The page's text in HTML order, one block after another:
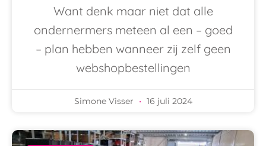
Want denk maar niet dat alle
ondernermers meteen al een – goed
– plan hebben wanneer zij zelf geen
webshopbestellingen
Simone Visser 16 juli 2024